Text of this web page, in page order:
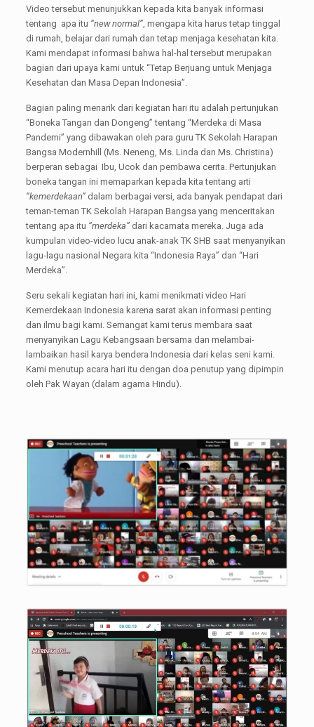
Video tersebut menunjukkan kepada kita banyak informasi
tentang apa itu “new normal”, mengapa kita harus tetap tinggal
di rumah, belajar dari rumah dan tetap menjaga kesehatan kita.
Kami mendapat informasi bahwa hal-hal tersebut merupakan
bagian dari upaya kami untuk “Tetap Berjuang untuk Menjaga
Kesehatan dan Masa Depan Indonesia”.
Bagian paling menarik dari kegiatan hari itu adalah pertunjukan
“Boneka Tangan dan Dongeng” tentang “Merdeka di Masa
Pandemi” yang dibawakan oleh para guru TK Sekolah Harapan
Bangsa Modernhill (Ms. Neneng, Ms. Linda dan Ms. Christina)
berperan sebagai Ibu, Ucok dan pembawa cerita. Pertunjukan
boneka tangan ini memaparkan kepada kita tentang arti
“kemerdekaan”dalam berbagai versi, ada banyak pendapat dari
teman-teman TK Sekolah Harapan Bangsa yang menceritakan
tentang apa itu “merdeka”dari kacamata mereka. Juga ada
kumpulan video-video lucu anak-anak TK SHB saat menyanyikan
lagu-lagu nasional Negara kita “Indonesia Raya” dan “Hari
Merdeka”.
Seru sekali kegiatan hari ini, kami menikmati video Hari
Kemerdekaan Indonesia karena sarat akan informasi penting
dan ilmu bagi kami. Semangat kami terus membara saat
menyanyikan Lagu Kebangsaan bersama dan melambai-
lambaikan hasil karya bendera Indonesia dari kelas seni kami.
Kami menutup acara hari itu dengan doa penutup yang dipimpin
oleh Pak Wayan (dalam agama Hindu).